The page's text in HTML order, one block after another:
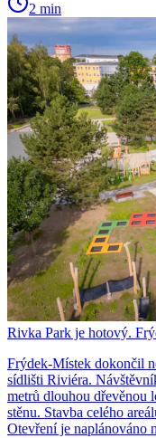
2 min
Rivka Park je hotový.
Frýdek-Místek dokončil
sídlišti Riviéra.
metrů dlouhou dřevěnou
stěnu. Stavba celého
Otevření je naplánováno